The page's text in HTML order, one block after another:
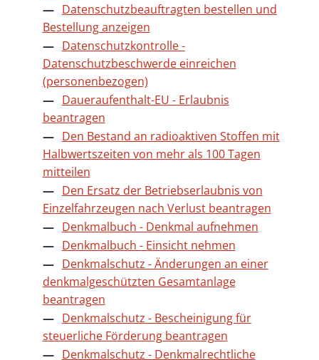
Datenschutzbeauftragten bestellen und
Bestellung anzeigen
Datenschutzkontrolle -
Datenschutzbeschwerde einreichen
(personenbezogen)
Daueraufenthalt-EU - Erlaubnis
beantragen
Den Bestand an radioaktiven Stoffen mit
Halbwertszeiten von mehr als 100 Tagen
mitteilen
Den Ersatz der Betriebserlaubnis von
Einzelfahrzeugen nach Verlust beantragen
Denkmalbuch - Denkmal aufnehmen
Denkmalbuch - Einsicht nehmen
Denkmalschutz - Änderungen an einer
denkmalgeschützten Gesamtanlage
beantragen
Denkmalschutz - Bescheinigung für
steuerliche Förderung beantragen
Denkmalschutz - Denkmalrechtliche